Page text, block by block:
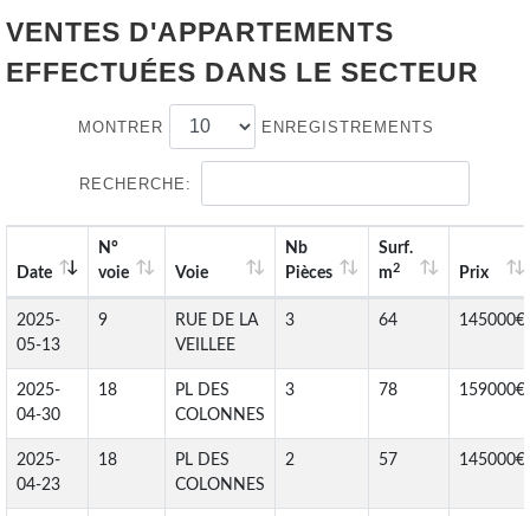
VENTES D'APPARTEMENTS
EFFECTUÉES DANS LE SECTEUR
MONTRER ENREGISTREMENTS
RECHERCHE:
Date
N°
voie
Voie
Nb
Pièces
Surf.
m2 Prix
2025-
05-13
9
RUE DE LA
VEILLEE
3 64 145000€
2025-
04-30
18
PL DES
COLONNES
3 78 159000€
2025-
04-23
18
PL DES
COLONNES
2 57 145000€